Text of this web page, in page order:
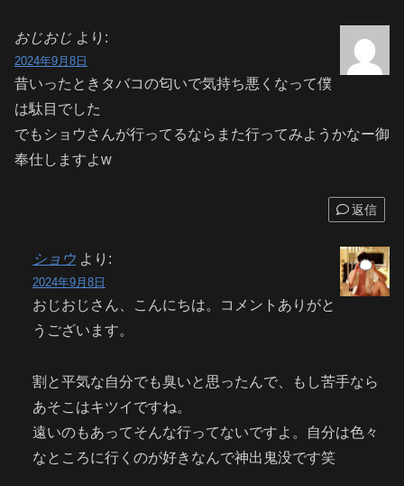
おじおじ より:
2024年9月8日
昔いったときタバコの匂いで気持ち悪くなって僕
は駄目でした
でもショウさんが行ってるならまた行ってみようかなー御
奉仕しますよw
返信
ショウ より:
2024年9月8日
おじおじさん、こんにちは。コメントありがと
うございます。
割と平気な自分でも臭いと思ったんで、もし苦手なら
あそこはキツイですね。
遠いのもあってそんな行ってないですよ。自分は色々
なところに行くのが好きなんで神出鬼没です笑